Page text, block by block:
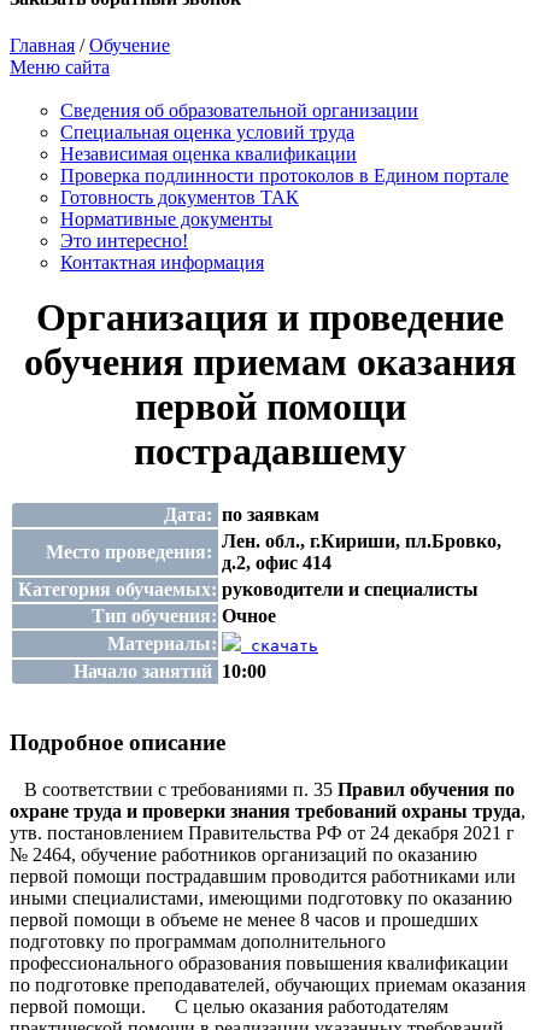
Главная /Обучение
Меню сайта
Сведения об образовательной организации
Cпециальная оценка условий труда
Независимая оценка квалификации
Проверка подлинности протоколов в Едином портале
Готовность документов ТАК
Нормативные документы
Это интересно!
Контактная информация
Организация и проведение
обучения приемам оказания
первой помощи
пострадавшему
Дата: по заявкам
Место проведения:
Лен. обл., г.Кириши, пл.Бровко,
д.2, офис 414
Категория обучаемых: руководители и специалисты
Тип обучения: Очное
Материалы:
скачать
Начало занятий 10:00
Подробное описание
В соответствии с требованиями п. 35 Правил обучения по
охране труда и проверки знания требований охраны труда,
утв. постановлением Правительства РФ от 24 декабря 2021 г
№ 2464, обучение работников организаций по оказанию
первой помощи пострадавшим проводится работниками или
иными специалистами, имеющими подготовку по оказанию
первой помощи в объеме не менее 8 часов и прошедших
подготовку по программам дополнительного
профессионального образования повышения квалификации
по подготовке преподавателей, обучающих приемам оказания
первой помощи. С целью оказания работодателям